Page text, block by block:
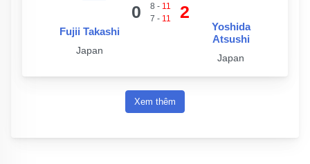
Fujii Takashi
Japan
0 8 - 11
7 - 11 2
Yoshida
Atsushi
Japan
Xem thêm